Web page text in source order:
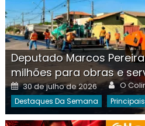
Deputado Marcos
milhões para obras e
Posted
on
30 de julho de 2026 O
Destaques Da Semana